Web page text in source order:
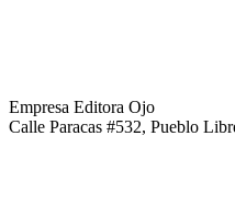
Empresa Editora Ojo
Calle Paracas #532, Pueblo